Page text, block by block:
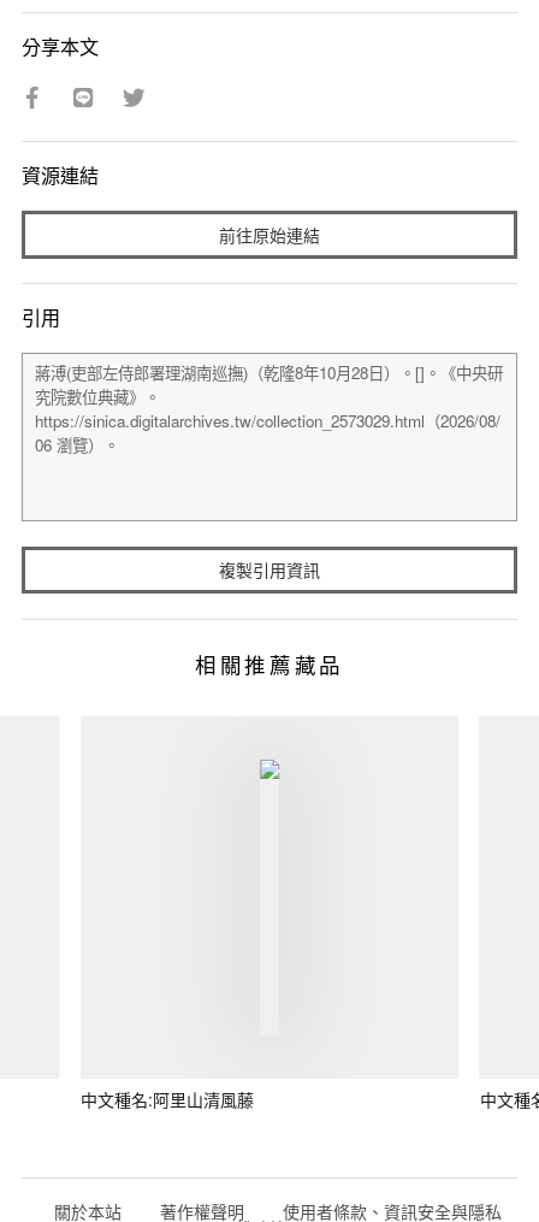
分享本文
資源連結
前往原始連結
引用
複製引用資訊
相關推薦藏品
中文種名:阿里山清風藤 中文種
關於本站 著作權聲明 使用者條款、資訊安全與隱私